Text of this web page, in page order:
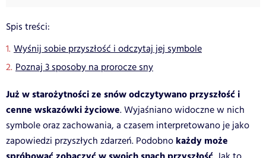
Spis treści:
Wyśnij sobie przyszłość i odczytaj jej symbole
Poznaj 3 sposoby na prorocze sny
Już w starożytności ze snów odczytywano przyszłość i
cenne wskazówki życiowe. Wyjaśniano widoczne w nich
symbole oraz zachowania, a czasem interpretowano je jako
zapowiedzi przyszłych zdarzeń. Podobno każdy może